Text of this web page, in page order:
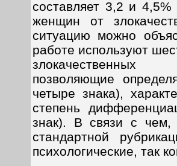
составляет 3,2 и
женщин от
ситуацию можно
работе используют
позволяющие
четыре знака),
степень
знак). В связи с чем,
стандартной
психологические, так